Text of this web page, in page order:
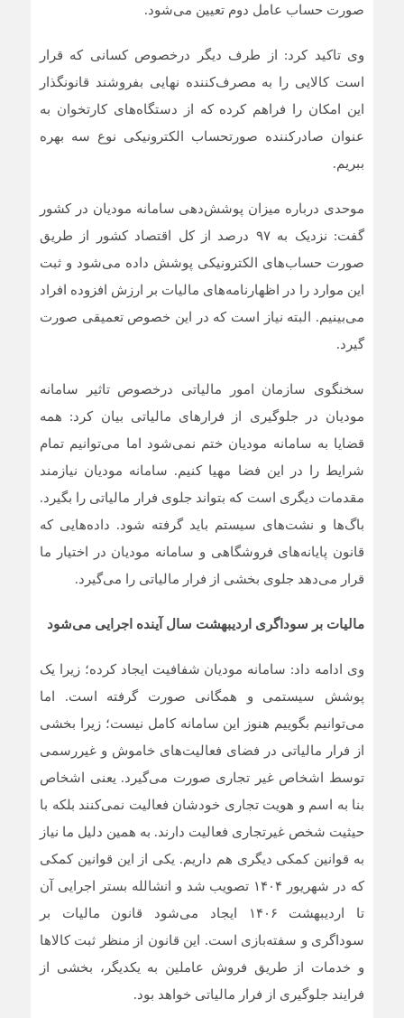
صورت حساب عامل دوم تعیین می‌شود.
وی تاکید کرد: از طرف دیگر درخصوص کسانی که قرار
است کالایی را به مصرف‌کننده نهایی بفروشند قانونگذار
این امکان را فراهم کرده که از دستگاه‌های کارتخوان به
عنوان صادرکننده صورتحساب الکترونیکی نوع سه بهره
ببریم.
موحدی درباره میزان پوشش‌دهی سامانه مودیان در کشور
گفت: نزدیک به ۹۷ درصد از کل اقتصاد کشور از طریق
صورت حساب‌های الکترونیکی پوشش داده می‌شود و ثبت
این موارد را در اظهارنامه‌های مالیات بر ارزش افزوده افراد
می‌بینیم. البته نیاز است که در این خصوص تعمیقی صورت
گیرد.
سخنگوی سازمان امور مالیاتی درخصوص تاثیر سامانه
مودیان در جلوگیری از فرارهای مالیاتی بیان کرد: همه
قضایا به سامانه مودیان ختم نمی‌شود اما می‌توانیم تمام
شرایط را در این فضا مهیا کنیم. سامانه مودیان نیازمند
مقدمات دیگری است که بتواند جلوی فرار مالیاتی را بگیرد.
باگ‌ها و نشت‌های سیستم باید گرفته شود. داده‌هایی که
قانون پایانه‌های فروشگاهی و سامانه مودیان در اختیار ما
قرار می‌دهد جلوی بخشی از فرار مالیاتی را می‌گیرد.
مالیات بر سوداگری اردیبهشت سال آینده اجرایی می‌شود
وی ادامه داد: سامانه مودیان شفافیت ایجاد کرده؛ زیرا یک
پوشش سیستمی و همگانی صورت گرفته است. اما
می‌توانیم بگوییم هنوز این سامانه کامل نیست؛ زیرا بخشی
از فرار مالیاتی در فضای فعالیت‌های خاموش و غیررسمی
توسط اشخاص غیر تجاری صورت می‌گیرد. یعنی اشخاص
بنا به اسم و هویت تجاری خودشان فعالیت نمی‌کنند بلکه با
حیثیت شخص غیرتجاری فعالیت دارند. به همین دلیل ما نیاز
به قوانین کمکی دیگری هم داریم. یکی از این قوانین کمکی
که در شهریور ۱۴۰۴ تصویب شد و انشالله بستر اجرایی آن
تا اردیبهشت ۱۴۰۶ ایجاد می‌شود قانون مالیات بر
سوداگری و سفته‌بازی است. این قانون از منظر ثبت کالاها
و خدمات از طریق فروش عاملین به یکدیگر، بخشی از
فرایند جلوگیری از فرار مالیاتی خواهد بود.